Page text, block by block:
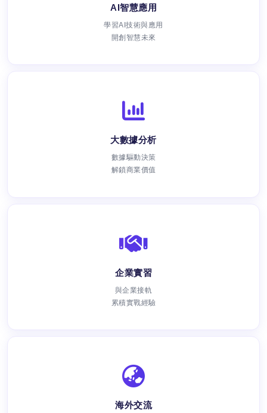
AI智慧應用
學習AI技術與應用
開創智慧未來
大數據分析
數據驅動決策
解鎖商業價值
企業實習
與企業接軌
累積實戰經驗
海外交流